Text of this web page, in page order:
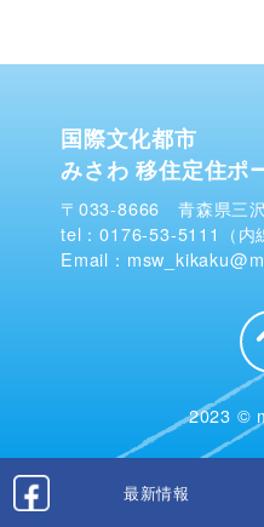
最新情報
国際文化都市
みさわ 移住定住ポ
〒033-8666 青森県三
tel：0176-53-5111（内
Email：
2023 ©